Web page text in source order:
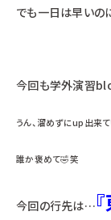
でも一日は早いの
今回も学外演習
うん、溜めずにup出来
誰か褒めて🤣笑
今回の行先は…